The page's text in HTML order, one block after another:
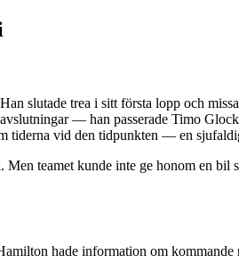
slutade trea i sitt första lopp och
— han passerade Timo
tiderna vid den tidpunkten — en
teamet kunde inte ge honom en bil
hade information om